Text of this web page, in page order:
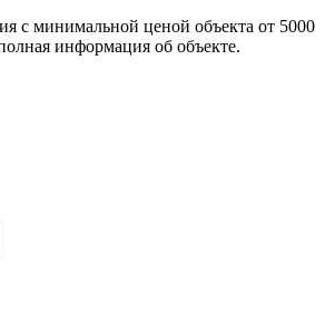
с минимальной ценой объекта от 5000
информация об объекте.